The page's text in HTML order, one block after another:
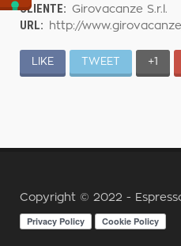
CLIENTE: Girovacanze S.r.l.
URL: http://
LIKE TWEET +1
Copyright © 2022 -